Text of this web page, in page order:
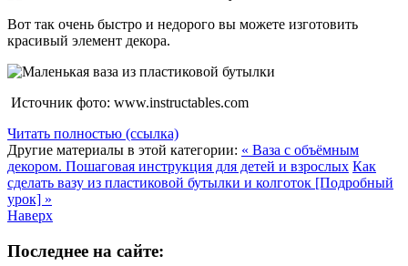
Вот так очень быстро и недорого вы можете изготовить
красивый элемент декора.
Источник фото: www.instructables.com
Читать полностью (ссылка)
Другие материалы в этой категории: « Ваза с объёмным
декором. Пошаговая инструкция для детей и взрослых Как
сделать вазу из пластиковой бутылки и колготок [Подробный
урок] »
Наверх
Последнее на сайте: